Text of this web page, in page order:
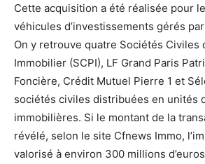
Cette acquisition a été réalisée pour
véhicules d’investissements gérés par
On y retrouve quatre Sociétés Civiles
Immobilier (SCPI), LF Grand Paris
Foncière, Crédit Mutuel Pierre 1 et
sociétés civiles distribuées en unités
immobilières. Si le montant de la
révélé, selon le site Cfnews Immo,
valorisé à environ 300 millions